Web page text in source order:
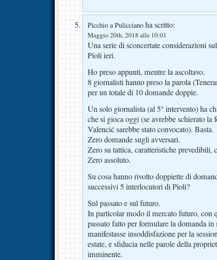
Picchio a Pulicciano ha scritto:
Maggio 20th, 2018 alle 10:01
Una serie di sconcertate considerazioni
Pioli ieri.
Ho preso appunti, mentre la ascoltavo.
8 giornalisti hanno preso la parola
per un totale di 10 domande doppie.
Un solo giornalista (al 5° intervento) ha
che si gioca oggi (se avrebbe schierato la
Valencić sarebbe stato convocato). Basta.
Zero domande sugli avversari.
Zero su tattica, caratteristiche prevedibili,
Zero assoluto.
Su cosa hanno rivolto doppiette di
successivi 5 interlocutori di Pioli?
Sul passato e sul futuro.
In particolar modo il mercato futuro, con
passato fatto per formulare la domanda
manifestasse insoddisfazione per la
estate, e sfiducia nelle parole della
imminente.